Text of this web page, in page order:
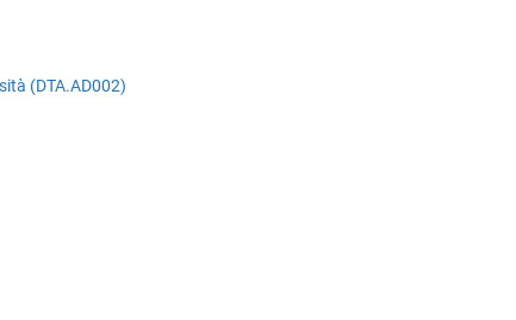
(DTA.AD002)